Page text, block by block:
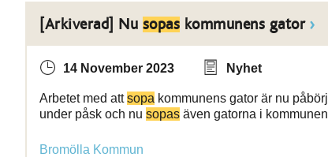
[Arkiverad] Nu sopas kommunens gator
14 November 2023 Nyhet
Arbetet med attsopa kommunens gator är nu
under påsk och nu sopas även gatorna i
Bromölla Kommun